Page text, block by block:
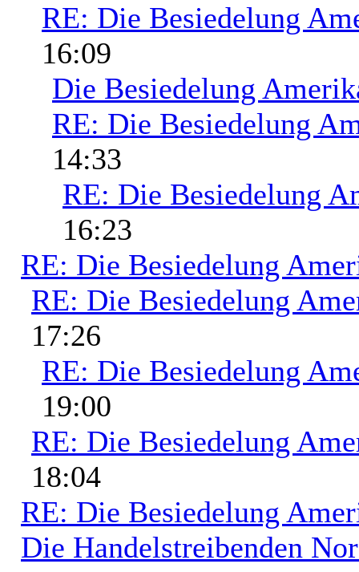
RE: Die Besiedelung
16:09
Die Besiedelung
RE: Die Besiedelung
14:33
RE: Die Besiedelung
16:23
RE: Die Besiedelung
RE: Die Besiedelung
17:26
RE: Die Besiedelung
19:00
RE: Die Besiedelung
18:04
RE: Die Besiedelung
Die Handelstreibenden